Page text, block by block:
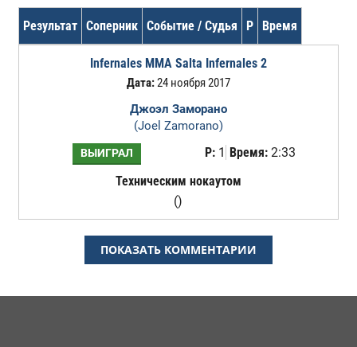
Результат Соперник Событие / Судья Р Время
Infernales MMA Salta Infernales 2
Дата:24 ноября 2017
Джоэл Заморано
(Joel Zamorano)
ВЫИГРАЛ Р:1 Время:2:33
Техническим нокаутом
()
ПОКАЗАТЬ КОММЕНТАРИИ